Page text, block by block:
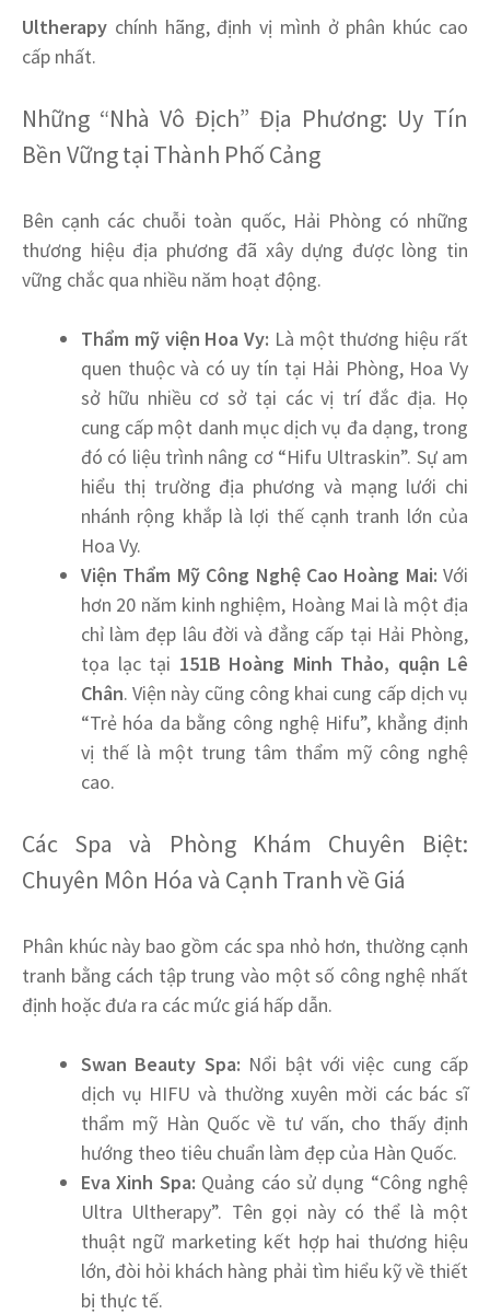
Ultherapy chính hãng, định vị mình ở phân khúc cao
cấp nhất.
Những “Nhà Vô Địch” Địa Phương: Uy Tín
Bền Vững tại Thành Phố Cảng
Bên cạnh các chuỗi toàn quốc, Hải Phòng có những
thương hiệu địa phương đã xây dựng được lòng tin
vững chắc qua nhiều năm hoạt động.
Thẩm mỹ viện Hoa Vy: Là một thương hiệu rất
quen thuộc và có uy tín tại Hải Phòng, Hoa Vy
sở hữu nhiều cơ sở tại các vị trí đắc địa. Họ
cung cấp một danh mục dịch vụ đa dạng, trong
đó có liệu trình nâng cơ “Hifu Ultraskin”. Sự am
hiểu thị trường địa phương và mạng lưới chi
nhánh rộng khắp là lợi thế cạnh tranh lớn của
Hoa Vy.
Viện Thẩm Mỹ Công Nghệ Cao Hoàng Mai: Với
hơn 20 năm kinh nghiệm, Hoàng Mai là một địa
chỉ làm đẹp lâu đời và đẳng cấp tại Hải Phòng,
tọa lạc tại 151B Hoàng Minh Thảo, quận Lê
Chân. Viện này cũng công khai cung cấp dịch vụ
“Trẻ hóa da bằng công nghệ Hifu”, khẳng định
vị thế là một trung tâm thẩm mỹ công nghệ
cao.
Các Spa và Phòng Khám Chuyên Biệt:
Chuyên Môn Hóa và Cạnh Tranh về Giá
Phân khúc này bao gồm các spa nhỏ hơn, thường cạnh
tranh bằng cách tập trung vào một số công nghệ nhất
định hoặc đưa ra các mức giá hấp dẫn.
Swan Beauty Spa: Nổi bật với việc cung cấp
dịch vụ HIFU và thường xuyên mời các bác sĩ
thẩm mỹ Hàn Quốc về tư vấn, cho thấy định
hướng theo tiêu chuẩn làm đẹp của Hàn Quốc.
Eva Xinh Spa: Quảng cáo sử dụng “Công nghệ
Ultra Ultherapy”. Tên gọi này có thể là một
thuật ngữ marketing kết hợp hai thương hiệu
lớn, đòi hỏi khách hàng phải tìm hiểu kỹ về thiết
bị thực tế.